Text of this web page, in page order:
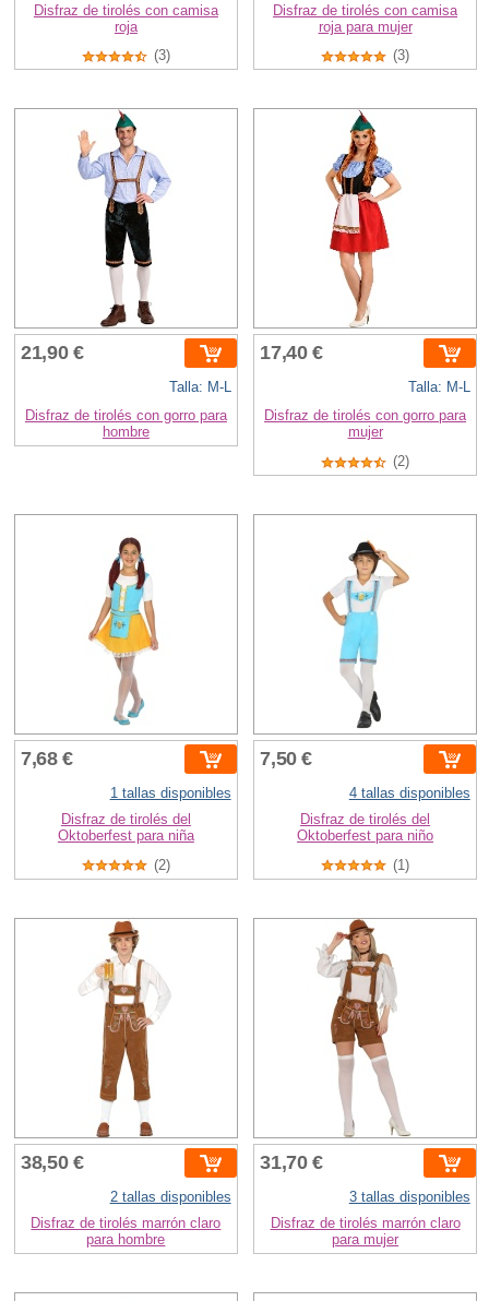
Disfraz de tirolés con camisa
roja
(3)
Disfraz de tirolés con camisa
roja para mujer
(3)
21,90 €
Talla: M-L
Disfraz de tirolés con gorro para
hombre
17,40 €
Talla: M-L
Disfraz de tirolés con gorro para
mujer
(2)
7,68 €
1 tallas disponibles
Disfraz de tirolés del
Oktoberfest para niña
(2)
7,50 €
4 tallas disponibles
Disfraz de tirolés del
Oktoberfest para niño
(1)
38,50 €
2 tallas disponibles
Disfraz de tirolés marrón claro
para hombre
31,70 €
3 tallas disponibles
Disfraz de tirolés marrón claro
para mujer